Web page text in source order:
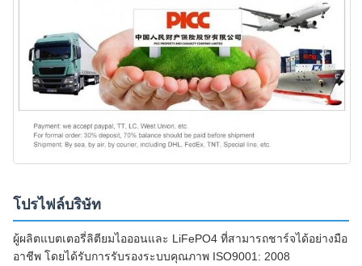
โปรไฟล์บริษัท
ผู้ผลิตแบตเตอรี่ลิตียมไอออนและ LiFePO4 ที่สามารถชาร์จได้อย่างมือ
อาชีพ โดยได้รับการรับรองระบบคุณภาพ ISO9001: 2008